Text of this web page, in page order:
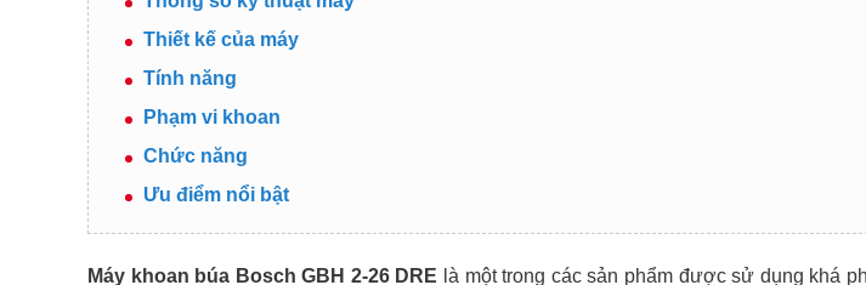
Thiết kế của máy
Tính năng
Phạm vi khoan
Chức năng
Ưu điểm nổi bật
Máy khoan búa Bosch GBH 2-26 DRE là một trong các sản phẩm được sử dụng khá